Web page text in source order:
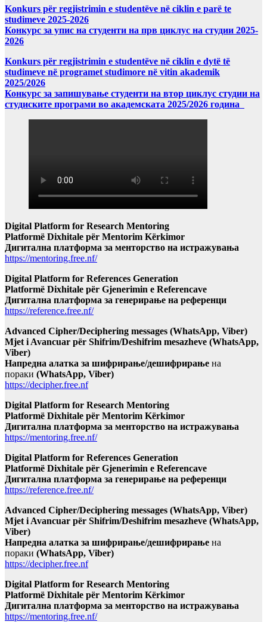
Konkurs për regjistrimin e studentëve në ciklin e parë te
studimeve 2025-2026
Конкурс за упис на студенти на прв циклус на студии 2025-
2026
Konkurs për regjistrimin e studentëve në ciklin e dytë të
studimeve në programet studimore në vitin akademik
2025/2026
Конкурс за запишување студенти на втор циклус студии на
студиските програми во академската 2025/2026 година
Digital Platform for Research Mentoring
Platformë Dixhitale për Mentorim Kërkimor
Дигитална платформа за менторство на истражувања
https://mentoring.free.nf/
Digital Platform for References Generation
Platformë Dixhitale për Gjenerimin e Referencave
Дигитална платформа за генерирање на референци
https://reference.free.nf/
Advanced Cipher/Deciphering messages (WhatsApp, Viber)
Mjet i Avancuar për Shifrim/Deshifrim mesazheve (WhatsApp,
Viber)
Напредна алатка за шифрирање/дешифрирање на
пораки (WhatsApp, Viber)
https://decipher.free.nf
Digital Platform for Research Mentoring
Platformë Dixhitale për Mentorim Kërkimor
Дигитална платформа за менторство на истражувања
https://mentoring.free.nf/
Digital Platform for References Generation
Platformë Dixhitale për Gjenerimin e Referencave
Дигитална платформа за генерирање на референци
https://reference.free.nf/
Advanced Cipher/Deciphering messages (WhatsApp, Viber)
Mjet i Avancuar për Shifrim/Deshifrim mesazheve (WhatsApp,
Viber)
Напредна алатка за шифрирање/дешифрирање на
пораки (WhatsApp, Viber)
https://decipher.free.nf
Digital Platform for Research Mentoring
Platformë Dixhitale për Mentorim Kërkimor
Дигитална платформа за менторство на истражувања
https://mentoring.free.nf/